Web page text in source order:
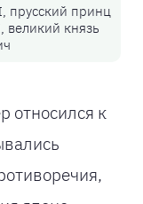
прусский принц
великий князь
относился к